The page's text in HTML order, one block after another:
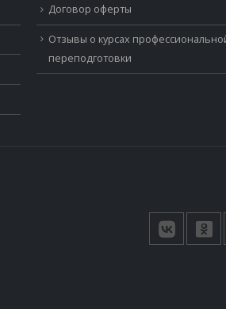
Договор оферты
Отзывы о курсах
переподготовки